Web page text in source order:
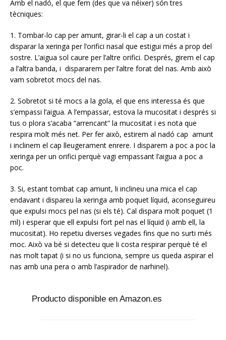
Amb el nadó, el que fem (des que va néixer) són tres
tècniques:
1. Tombar-lo cap per amunt, girar-li el cap a un costat i
disparar la xeringa per l’orifici nasal que estigui més a prop del
sostre. L’aigua sol caure per l’altre orifici. Després, girem el cap
a l’altra banda, i dispararem per l’altre forat del nas. Amb això
vam sobretot mocs del nas.
2. Sobretot si té mocs a la gola, el que ens interessa és que
s’empassi l’aigua. A l’empassar, estova la mucositat i després si
tus o plora s’acaba “arrencant” la mucositat i es nota que
respira molt més net. Per fer això, estirem al nadó cap amunt
i inclinem el cap lleugerament enrere. I disparem a poc a poc la
xeringa per un orifici perquè vagi empassant l’aigua a poc a
poc.
3. Si, estant tombat cap amunt, li inclineu una mica el cap
endavant i dispareu la xeringa amb poquet líquid, aconseguireu
que expulsi mocs pel nas (si els té). Cal dispara molt poquet (1
ml) i esperar que ell expulsi fort pel nas el líquid (i amb ell, la
mucositat). Ho repetiu diverses vegades fins que no surti més
moc. Això va bé si detecteu que li costa respirar perquè té el
nas molt tapat (i si no us funciona, sempre us queda aspirar el
nas amb una pera o amb l’aspirador de narhinel).
Producto disponible en Amazon.es